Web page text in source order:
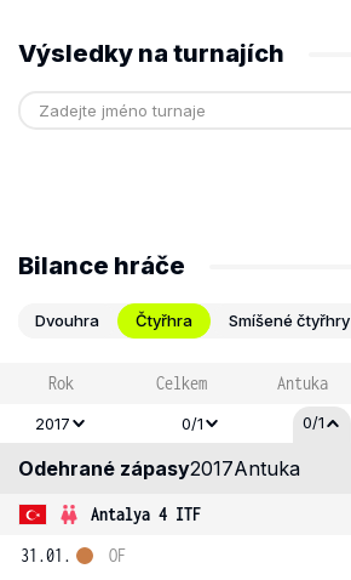
Výsledky na turnajích
Bilance hráče
Dvouhra Čtyřhra Smíšené čtyřhry
Rok Celkem Antuka
2017 0/1 0/1
Odehrané zápasy2017Antuka
Antalya 4 ITF
31.01.
OF